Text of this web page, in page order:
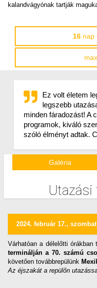
kalandvágyónak tartják
16 nap
Ez volt életem
legszebb
minden fáradozást! A
programok, kiváló
szóló élményt adtak.
Galéria
2024. február 17.,
Várhatóan a délelőtti órákban
terminálján a 70. számú
követően továbbrepülünk
Az éjszakát a repülőn